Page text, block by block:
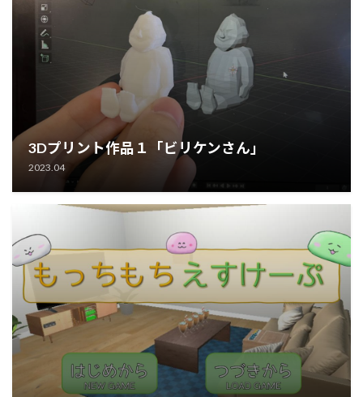
3Dプリント作品１「ビリケンさん」
2023.04